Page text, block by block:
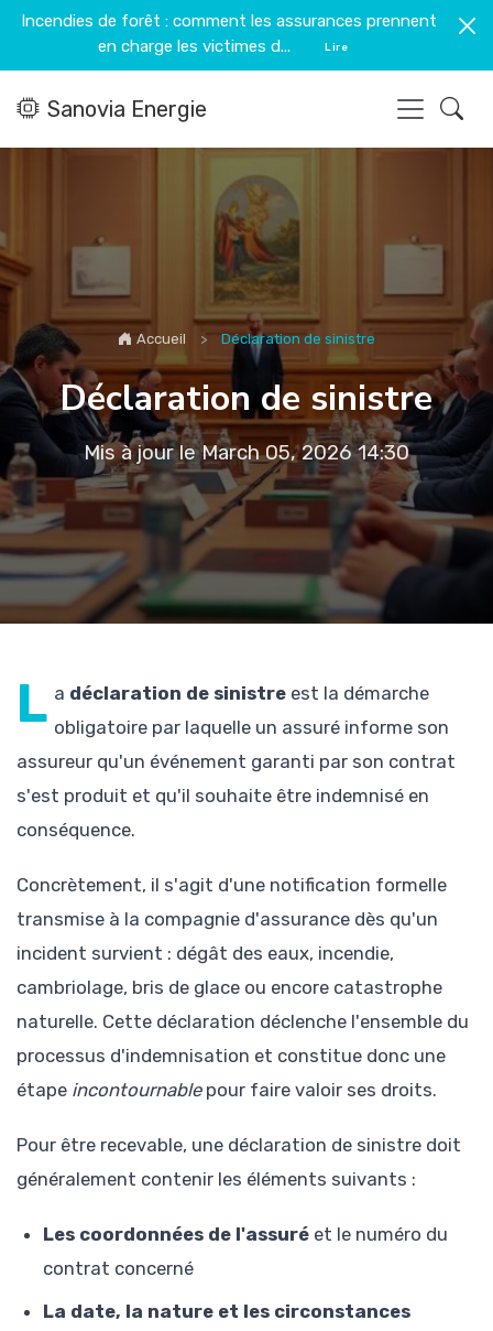
Incendies de forêt : comment les assurances prennent
en charge les victimes d...
Lire
Sanovia Energie
Accueil Déclaration de sinistre
Déclaration de sinistre
Mis à jour le March 05, 2026 14:30
L a déclaration de sinistre est la démarche
obligatoire par laquelle un assuré informe son
assureur qu'un événement garanti par son contrat
s'est produit et qu'il souhaite être indemnisé en
conséquence.
Concrètement, il s'agit d'une notification formelle
transmise à la compagnie d'assurance dès qu'un
incident survient : dégât des eaux, incendie,
cambriolage, bris de glace ou encore catastrophe
naturelle. Cette déclaration déclenche l'ensemble du
processus d'indemnisation et constitue donc une
étape incontournablepour faire valoir ses droits.
Pour être recevable, une déclaration de sinistre doit
généralement contenir les éléments suivants :
Les coordonnées de l'assuré et le numéro du
contrat concerné
La date, la nature et les circonstances